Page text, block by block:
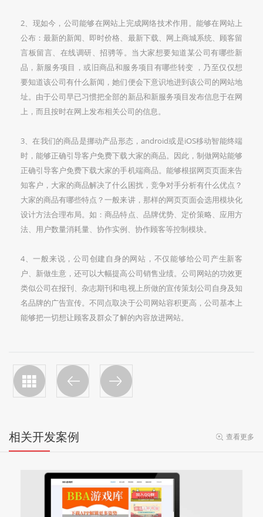
2、现如今，公司能够在网站上完成网络技术作用。能够在网站上
公布：最新的新闻、即时价格、最新下载、网上商城系统、顾客留
言板留言、在线调研、招骋等。当大家想要知道某公司有哪些新
品，新服务项目，或旧商品和服务项目有哪些转变 ，乃至仅仅想
要知道该公司有什么新闻，她们便会下意识地进到该公司的网站地
址。由于公司早已习惯把全部的新品和新服务项目发布信息于在网
上，而且按时在网上发布相关公司的信息。
3、在我们的商品是挪动产品形态，android或是iOS移动智能终端
时，能够正确引导客户免费下载大家的商品。因此，制做网站能够
正确引导客户免费下载大家的手机端商品。能够根据网页页面来告
知客户，大家的商品解决了什么困扰，竞争对手分析有什么优点？
大家的商品有哪些特点？一般来讲，那样的网页页面会选用模块化
设计方法合理布局。如：商品特点、品牌优势、定价策略、应用方
法、用户数量消耗量、协作实例、协作顾客等控制模块。
4、一般来说，公司创建自身的网站，不仅能够给公司产生新客
户、新做生意，还可以大幅提高公司销售业绩。公司网站的功效更
类似公司在报刊、杂志期刊和电视上所做的宣传策划公司自身及知
名品牌的广告宣传。不同点取决于公司网站容积更高，公司基本上
能够把一切想让顾客及群众了解的內容放进网站。
相关开发案例 查看更多